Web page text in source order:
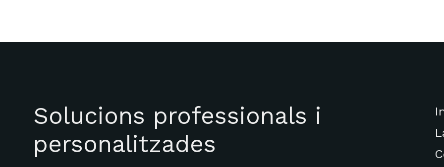
Solucions professionals i
personalitzades